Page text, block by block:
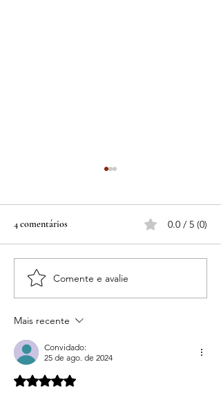
Crescer com saudades da
minha mãe
4 comentários 0.0 / 5 (0)
Comente e avalie
Mais recente
Convidado:
25 de ago. de 2024
Avaliado com 5 de 5 estrelas.